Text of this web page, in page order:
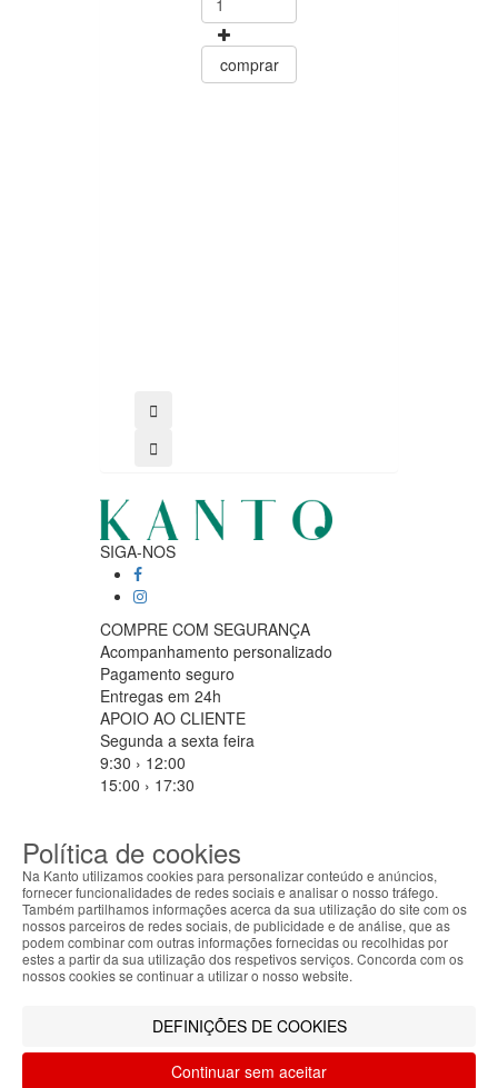
comprar
SIGA-NOS
COMPRE COM SEGURANÇA
Acompanhamento personalizado
Pagamento seguro
Entregas em 24h
APOIO AO CLIENTE
Segunda a sexta feira
9:30 › 12:00
15:00 › 17:30
MÉTODOS DE PAGAMENTO
ABOUT THE COOKIES
Kanto handles information about your visit using
cookies that improve the performance of the
offer advertising tailored to your interests. By
continuing to browse our site, you accept the use of
these cookies. For more information, see our
Política de cookies
Na Kanto utilizamos cookies para personalizar conteúdo e anúncios,
fornecer funcionalidades de redes sociais e analisar o nosso tráfego.
Também partilhamos informações acerca da sua utilização do site com os
nossos parceiros de redes sociais, de publicidade e de análise, que as
podem combinar com outras informações fornecidas ou recolhidas por
estes a partir da sua utilização dos respetivos serviços. Concorda com os
nossos cookies se continuar a utilizar o nosso website.
DEFINIÇÕES DE COOKIES
Continuar sem aceitar